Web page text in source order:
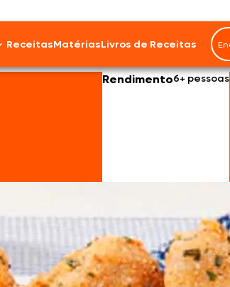
do Mar
ReceitasMatériasLivros de Receitas
Rendimento6+ pessoas